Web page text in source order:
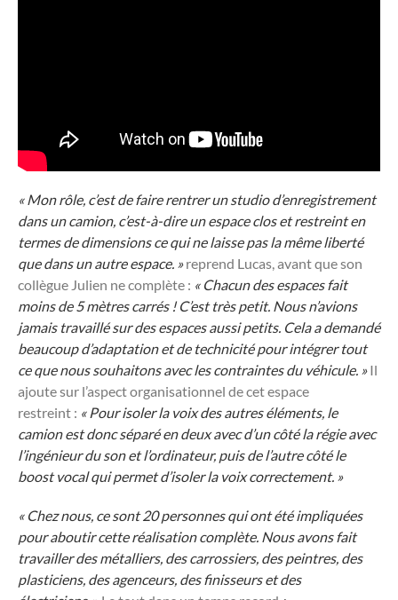
« Mon rôle, c’est de faire rentrer un studio d’enregistrement
dans un camion, c’est-à-dire un espace clos et restreint en
termes de dimensions ce qui ne laisse pas la même liberté
que dans un autre espace. »reprend Lucas, avant que son
collègue Julien ne complète : « Chacun des espaces fait
moins de 5 mètres carrés ! C’est très petit. Nous n’avions
jamais travaillé sur des espaces aussi petits. Cela a demandé
beaucoup d’adaptation et de technicité pour intégrer tout
ce que nous souhaitons avec les contraintes du véhicule. »Il
ajoute sur l’aspect organisationnel de cet espace
restreint : « Pour isoler la voix des autres éléments, le
camion est donc séparé en deux avec d’un côté la régie avec
l’ingénieur du son et l’ordinateur, puis de l’autre côté le
boost vocal qui permet d’isoler la voix correctement. »
« Chez nous, ce sont 20 personnes qui ont été impliquées
pour aboutir cette réalisation complète. Nous avons fait
travailler des métalliers, des carrossiers, des peintres, des
plasticiens, des agenceurs, des finisseurs et des